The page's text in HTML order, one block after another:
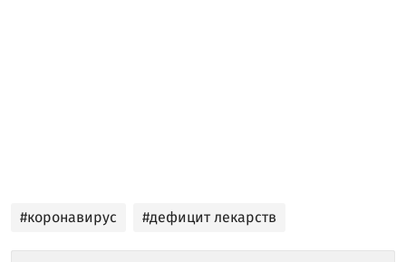
#коронавирус #дефицит лекарств